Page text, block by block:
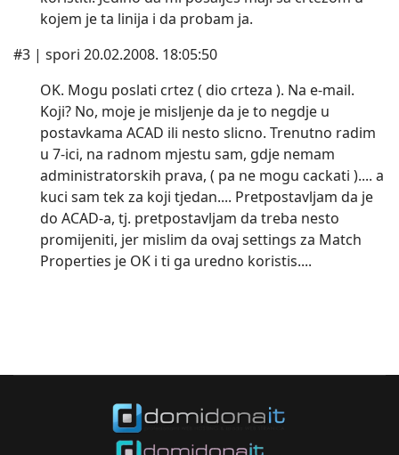
kojem je ta linija i da probam ja.
#3 | spori 20.02.2008. 18:05:50
OK. Mogu poslati crtez ( dio crteza ). Na e-mail.
Koji? No, moje je misljenje da je to negdje u
postavkama ACAD ili nesto slicno. Trenutno radim
u 7-ici, na radnom mjestu sam, gdje nemam
administratorskih prava, ( pa ne mogu cackati ).... a
kuci sam tek za koji tjedan.... Pretpostavljam da je
do ACAD-a, tj. pretpostavljam da treba nesto
promijeniti, jer mislim da ovaj settings za Match
Properties je OK i ti ga uredno koristis....